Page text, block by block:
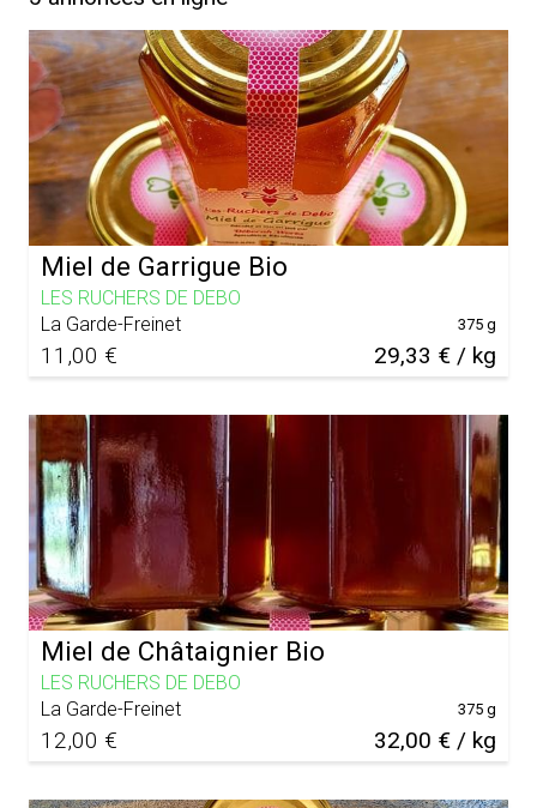
Miel de Garrigue Bio
LES RUCHERS DE DEBO
La Garde-Freinet
11,00 € 29,33 € / kg
375 g
Miel de Châtaignier Bio
LES RUCHERS DE DEBO
La Garde-Freinet
12,00 € 32,00 € / kg
375 g